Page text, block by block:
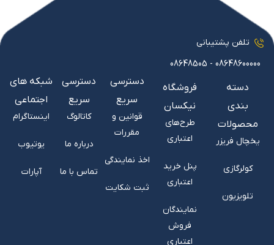
تلفن پشتیبانی
08648600000 - 08648505
دسته
بندی
محصولات
یخچال فریزر
کولرگازی
تلویزیون
فروشگاه
نیکسان
طرح‌های
اعتباری
پنل خرید
اعتباری
نمایندگان
فروش
اعتباری
دسترسی
سریع
قوانین و
مقررات
اخذ نمایندگی
ثبت شکایت
دسترسی
سریع
کاتالوگ
درباره ما
تماس با ما
شبکه های
اجتماعی
اینستاگرام
یوتیوب
آپارات